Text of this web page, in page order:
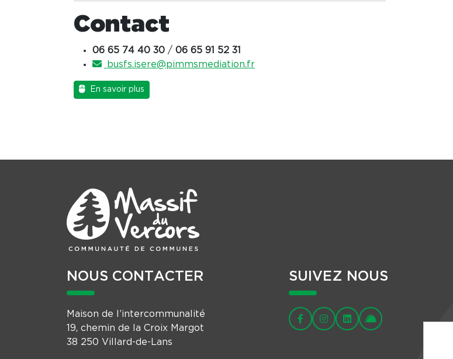
Contact
06 65 74 40 30 / 06 65 91 52 31
busfs.isere@pimmsmediation.fr
En savoir plus
NOUS CONTACTER
Maison de l’intercommunalité
19, chemin de la Croix Margot
38 250 Villard-de-Lans
SUIVEZ NOUS